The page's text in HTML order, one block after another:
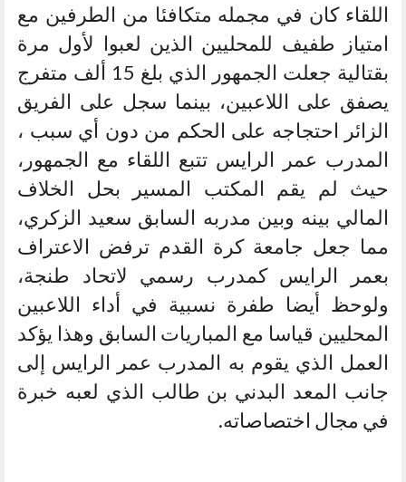
اللقاء كان في مجمله متكافئا من الطرفين مع
امتياز طفيف للمحليين الذين لعبوا لأول مرة
بقتالية جعلت الجمهور الذي بلغ 15 ألف متفرج
يصفق على اللاعبين، بينما سجل على الفريق
الزائر احتجاجه على الحكم من دون أي سبب ،
المدرب عمر الرايس تتبع اللقاء مع الجمهور،
حيث لم يقم المكتب المسير بحل الخلاف
المالي بينه وبين مدربه السابق سعيد الزكري،
مما جعل جامعة كرة القدم ترفض الاعتراف
بعمر الرايس كمدرب رسمي لاتحاد طنجة،
ولوحظ أيضا طفرة نسبية في أداء اللاعبين
المحليين قياسا مع المباريات السابق وهذا يؤكد
العمل الذي يقوم به المدرب عمر الرايس إلى
جانب المعد البدني بن طالب الذي لعبه خبرة
في مجال اختصاصاته.